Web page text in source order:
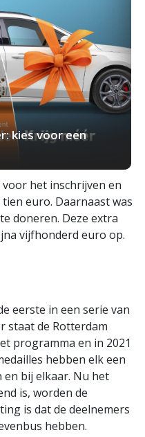
kies voor een
het inschrijven en
euro. Daarnaast was
doneren. Deze extra
vijfhonderd euro op.
eerste in een serie van
staat de Rotterdam
programma en in 2021
hebben elk een
bij elkaar. Nu het
is, worden de
is dat de deelnemers
hebben.